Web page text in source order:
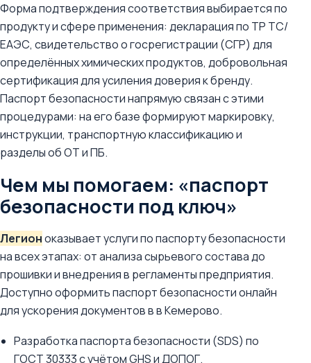
Форма подтверждения соответствия выбирается по
продукту и сфере применения: декларация по ТР ТС/
ЕАЭС, свидетельство о госрегистрации (СГР) для
определённых химических продуктов, добровольная
сертификация для усиления доверия к бренду.
Паспорт безопасности напрямую связан с этими
процедурами: на его базе формируют маркировку,
инструкции, транспортную классификацию и
разделы об ОТ и ПБ.
Чем мы помогаем: «паспорт
безопасности под ключ»
Легионоказывает услуги по паспорту безопасности
на всех этапах: от анализа сырьевого состава до
прошивки и внедрения в регламенты предприятия.
Доступно оформить паспорт безопасности онлайн
для ускорения документов в в Кемерово.
Разработка паспорта безопасности (SDS) по
ГОСТ 30333 с учётом GHS и ДОПОГ.